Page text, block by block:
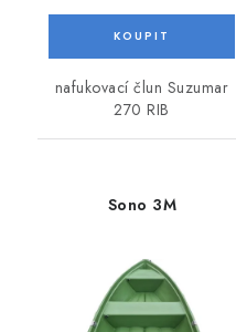
nafukovací člun Suzumar
270 RIB
Sono 3M